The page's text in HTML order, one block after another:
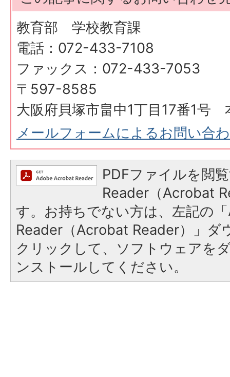
教育部 学校教育課
電話：072-433-7108
ファックス：072-433-7053
〒597-8585
大阪府貝塚市畠中1丁目17番1号
メールフォームによるお問い合
PDFファイルを閲
Reader（Acrobat
す。お持ちでない方は、左記の
Reader（Acrobat Reader）」ダ
クリックして、ソフトウェアを
ンストールしてください。